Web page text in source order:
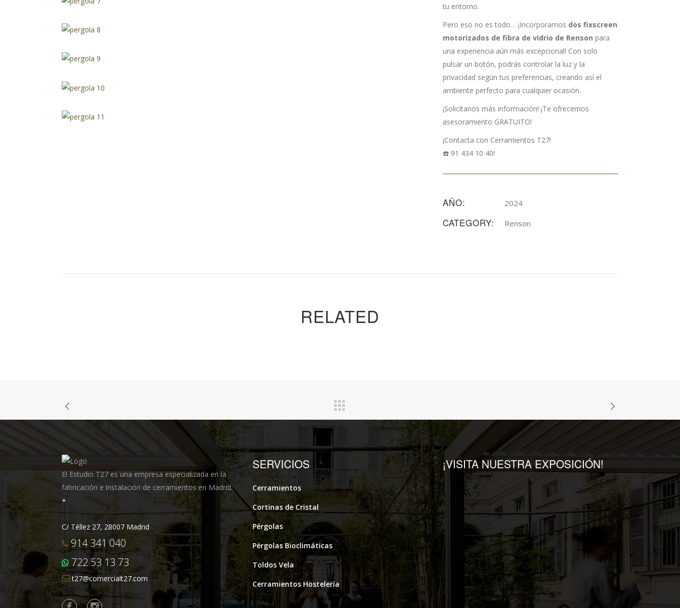
tu entorno.
Pero eso no es todo… ¡Incorporamos dos fixscreen
motorizados de fibra de vidrio de Renson para
una experiencia aún más excepcional! Con solo
pulsar un botón, podrás controlar la luz y la
privacidad según tus preferencias, creando así el
ambiente perfecto para cualquier ocasión.
¡Solicítanos más información! ¡Te ofrecemos
asesoramiento GRATUITO!
¡Contacta con Cerramientos T27!
☎️ 91 434 10 40!
AÑO: 2024
CATEGORY: Renson
RELATED
El Estudio T27 es una empresa especializada en la
fabricación e instalación de cerramientos en Madrid.
+
C/ Téllez 27, 28007 Madrid
914 341 040
722 53 13 73
t27@comercialt27.com
SERVICIOS
Cerramientos
Cortinas de Cristal
Pérgolas
Pérgolas Bioclimáticas
Toldos Vela
Cerramientos Hostelería
¡VISITA NUESTRA EXPOSICIÓN!